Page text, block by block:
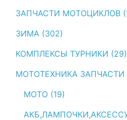
ЗАПЧАСТИ МОТОЦИКЛОВ
ЗИМА (302)
КОМПЛЕКСЫ ТУРНИКИ (29)
МОТОТЕХНИКА ЗАПЧАСТИ
МОТО (19)